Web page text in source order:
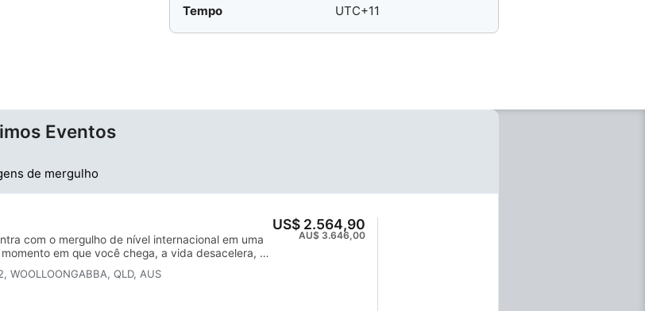
Tempo
UTC+11
Eventos
de mergulho
com o mergulho de nível internacional em uma
em que você chega, a vida desacelera, a
da superfície.Situado na ilha de Mbambanga,
barco de Gizo e do aeroporto, esse refúgio
à beira-mar e uma elegante Beach
QLD, AUS
US$ 2.564,90
AU$ 3.646,00